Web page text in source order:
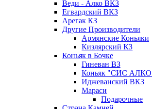
Веди - Алко ВКЗ
Егвардский ВКЗ
Арегак КЗ
Другие Производители
Армянские Коньяки
Кизлярский КЗ
Коньяк в Бочке
Гиневан ВЗ
Коньяк "СИС
Иджеванский ВКЗ
Мараси
Подарочные